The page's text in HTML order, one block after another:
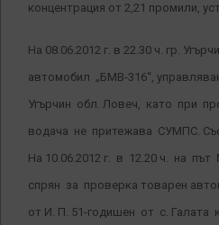
концентрация от 2,21 промили,
На 08.06.2012 г. в 22.30 ч. гр.
автомобил „БМВ-316“,
Угърчин обл. Ловеч, като при
водача не притежава СУМПС.
На 10.06.2012 г. в 12.20 ч. на
спрян за проверка товарен
от И. П. 51-годишен от с. Галата